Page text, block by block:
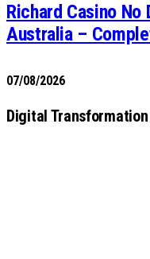
Richard Casino
Australia –
07/08/2026
Digital Transformation